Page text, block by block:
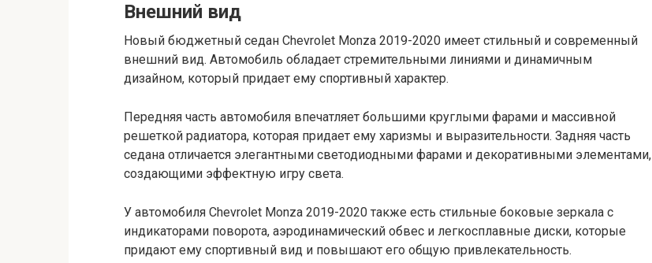
Внешний вид
Новый бюджетный седан Chevrolet Monza 2019-2020 имеет стильный и современный
внешний вид. Автомобиль обладает стремительными линиями и динамичным
дизайном, который придает ему спортивный характер.
Передняя часть автомобиля впечатляет большими круглыми фарами и массивной
решеткой радиатора, которая придает ему харизмы и выразительности. Задняя часть
седана отличается элегантными светодиодными фарами и декоративными элементами,
создающими эффектную игру света.
У автомобиля Chevrolet Monza 2019-2020 также есть стильные боковые зеркала с
индикаторами поворота, аэродинамический обвес и легкосплавные диски, которые
придают ему спортивный вид и повышают его общую привлекательность.